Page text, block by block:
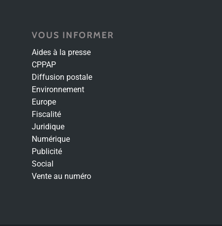
VOUS INFORMER
Aides à la presse
CPPAP
Diffusion postale
Environnement
Europe
Fiscalité
Juridique
Numérique
Publicité
Social
Vente au numéro